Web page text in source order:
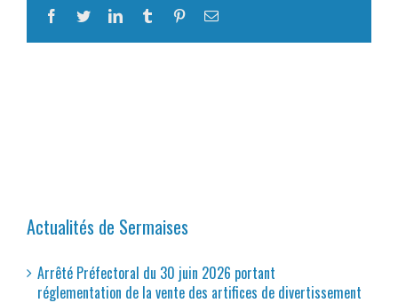
Facebook
TwitterLinkedInTumblr PinterestEmail
Actualités de Sermaises
Arrêté Préfectoral du 30 juin 2026 portant
réglementation de la vente des artifices de divertissement